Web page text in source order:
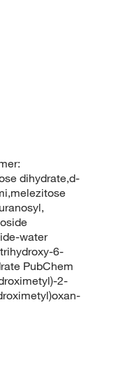
dihydrate,d-
water
6-
PubChem
2-